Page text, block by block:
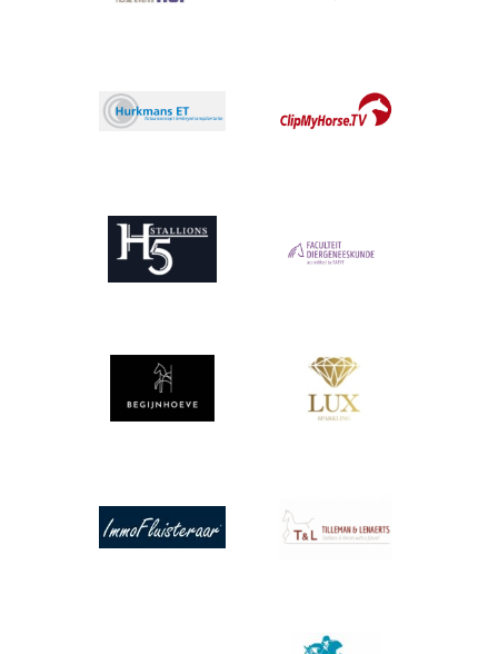
Afbeelding
Afbeelding Afbeelding
Afbeelding Afbeelding
Afbeelding Afbeelding
Afbeelding